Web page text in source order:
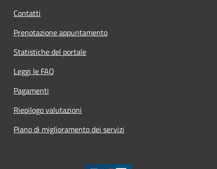
Contatti
Prenotazione appuntamento
Statistiche del portale
Leggi le FAQ
Pagamenti
Riepilogo valutazioni
Piano di miglioramento dei servizi